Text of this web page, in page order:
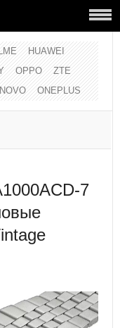
HUAWEI
OPPO
ZTE
ONEPLUS
7